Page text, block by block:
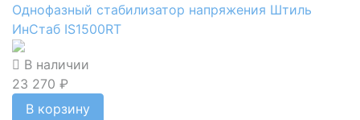
Однофазный стабилизатор напряжения Штиль
ИнСтаб IS1500RT
В наличии
23 270 ₽
В корзину